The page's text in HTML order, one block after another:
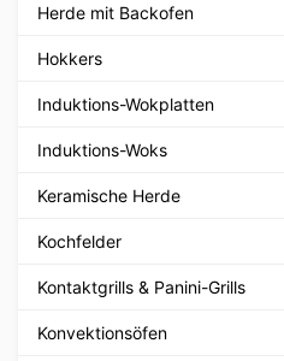
Herde mit Backofen
Hokkers
Induktions-Wokplatten
Induktions-Woks
Keramische Herde
Kochfelder
Kontaktgrills & Panini-Grills
Konvektionsöfen